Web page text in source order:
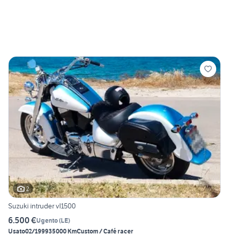
2
Suzuki intruder vl1500
6.500 €Ugento(LE)
Usato02/199935000 KmCustom / Café racer